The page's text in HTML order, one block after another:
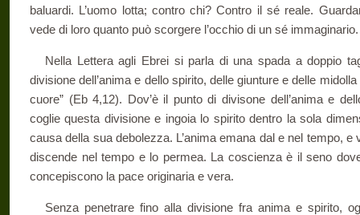
baluardi. L’uomo lotta; contro chi? Contro il sé reale.
vede di loro quanto può scorgere l’occhio di un sé immaginario.
Nella Lettera agli Ebrei si parla di una spada a doppio
divisione dell’anima e dello spirito, delle giunture e delle
cuore” (Eb 4,12). Dov’è il punto di divisone dell’anima e
coglie questa divisione e ingoia lo spirito dentro la sola
causa della sua debolezza. L’anima emana dal e nel tempo, e
discende nel tempo e lo permea. La coscienza è il seno
concepiscono la pace originaria e vera.
Senza penetrare fino alla divisione fra anima e spirito,